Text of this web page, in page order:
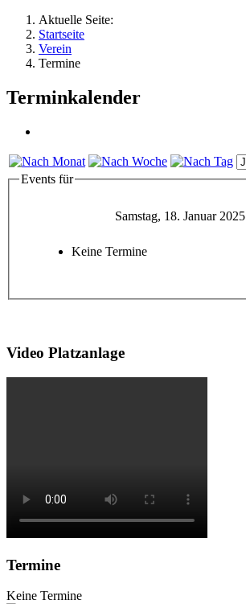
Aktuelle Seite:
Startseite
Verein
Termine
Terminkalender
Events für
Samstag, 18. Januar 2025
Keine Termine
Video Platzanlage
Termine
Keine Termine